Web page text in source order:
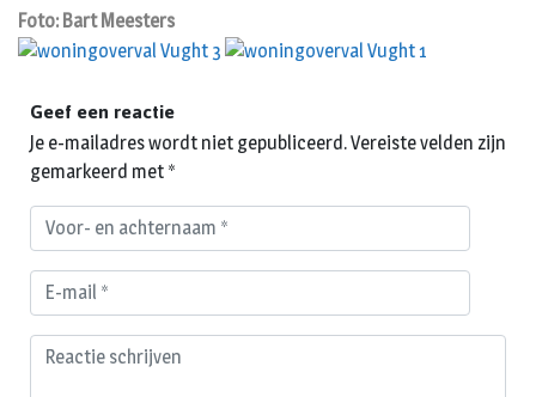
Foto: Bart Meesters
Geef een reactie
Je e-mailadres wordt niet gepubliceerd.Vereiste velden zijn
gemarkeerd met *